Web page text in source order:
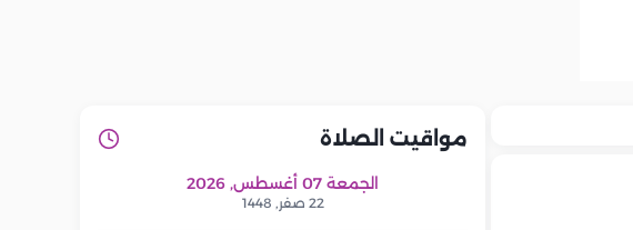
مواقيت الصلاة
الجمعة 07 أغسطس, 2026
22 صفر, 1448